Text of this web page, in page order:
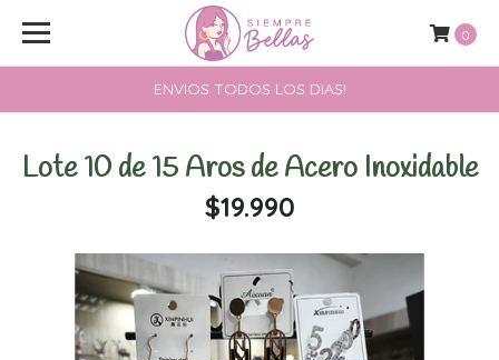
ENVIOS TODOS LOS DIAS!
0
Lote 10 de 15 Aros de Acero Inoxidable
$19.990